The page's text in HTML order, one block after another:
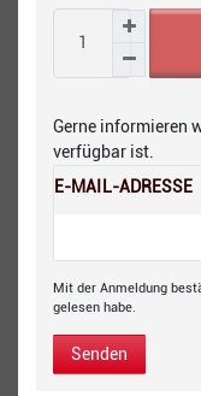
Gerne informieren
verfügbar ist.
E-MAIL-ADRESSE
Mit der Anmeldung
gelesen habe.
Senden